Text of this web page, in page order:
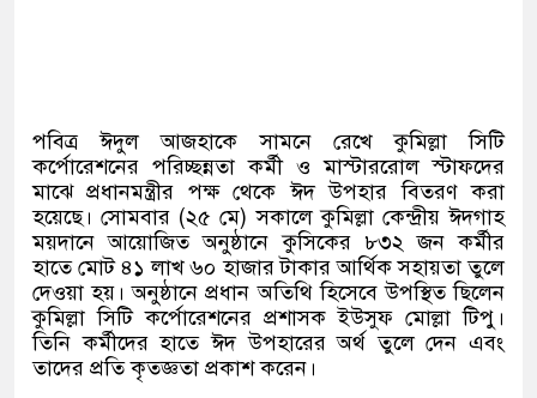
পবিত্র ঈদুল আজহাকে সামনে রেখে কুমিল্লা সিটি
কর্পোরেশনের পরিচ্ছন্নতা কর্মী ও মাস্টাররোল স্টাফদের
মাঝে প্রধানমন্ত্রীর পক্ষ থেকে ঈদ উপহার বিতরণ করা
হয়েছে। সোমবার (২৫ মে)সকালে কুমিল্লা কেন্দ্রীয় ঈদগাহ
ময়দানে আয়োজিত অনুষ্ঠানে কুসিকের ৮৩২ জন কর্মীর
হাতে মোট ৪১ লাখ ৬০ হাজার টাকার আর্থিক সহায়তা তুলে
দেওয়া হয়। অনুষ্ঠানে প্রধান অতিথি হিসেবে উপস্থিত ছিলেন
কুমিল্লা সিটি কর্পোরেশনের প্রশাসক ইউসুফ মোল্লা টিপু।
তিনি কর্মীদের হাতে ঈদ উপহারের অর্থ তুলে দেন এবং
তাদের প্রতি কৃতজ্ঞতা প্রকাশ করেন।